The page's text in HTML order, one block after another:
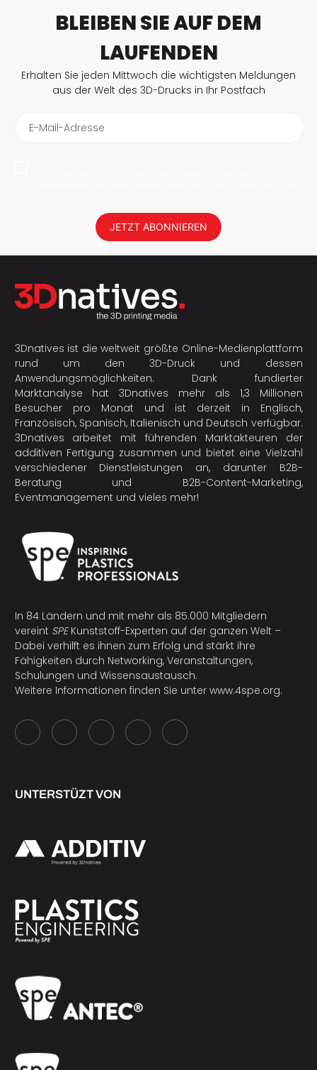
BLEIBEN SIE AUF DEM
LAUFENDEN
Erhalten Sie jeden Mittwoch die wichtigsten Meldungen
aus der Welt des 3D-Drucks in Ihr Postfach
E-Mail-Adresse
JETZT ABONNIEREN
3Dnatives ist die weltweit größte Online-Medienplattform
rund um den 3D-Druck und dessen
Anwendungsmöglichkeiten. Dank fundierter
Marktanalyse hat 3Dnatives mehr als 1,3 Millionen
Besucher pro Monat und ist derzeit in Englisch,
Französisch, Spanisch, Italienisch und Deutsch verfügbar.
3Dnatives arbeitet mit führenden Marktakteuren der
additiven Fertigung zusammen und bietet eine Vielzahl
verschiedener Dienstleistungen an, darunter B2B-
Beratung und B2B-Content-Marketing,
Eventmanagement und vieles mehr!
In 84 Ländern und mit mehr als 85.000 Mitgliedern
vereint SPEKunststoff-Experten auf der ganzen Welt –
Dabei verhilft es ihnen zum Erfolg und stärkt ihre
Fähigkeiten durch Networking, Veranstaltungen,
Schulungen und Wissensaustausch.
Weitere Informationen finden Sie unter www.4spe.org.
UNTERSTÜZT VON